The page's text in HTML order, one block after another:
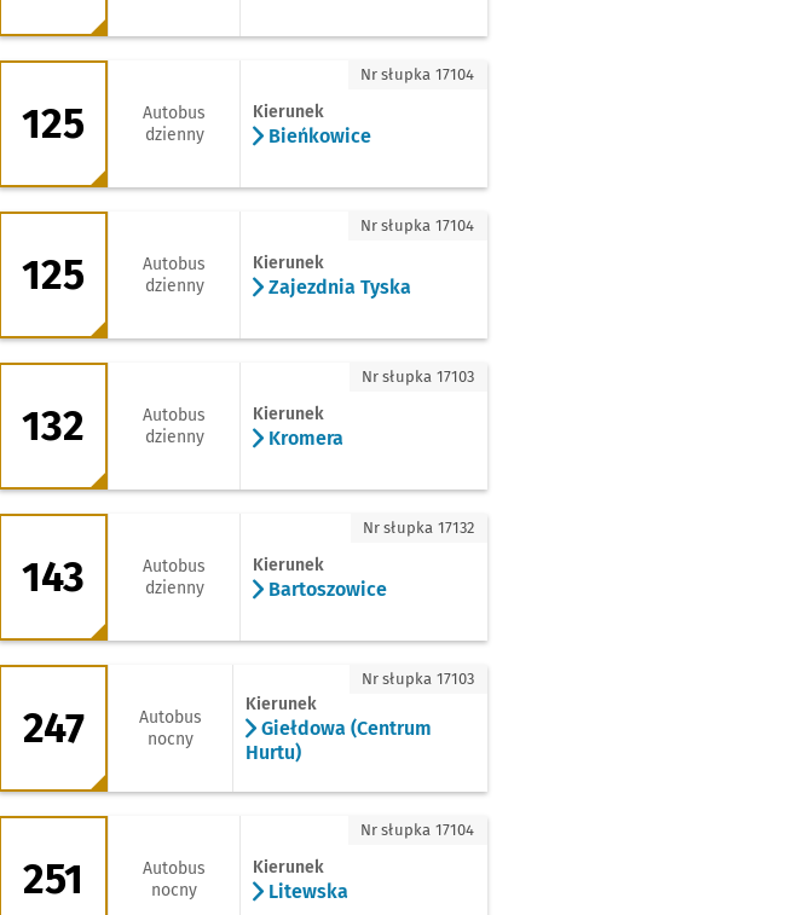
125 - kierunek Bieńkowice
125
Autobus
dzienny
Kierunek
Bieńkowice
Nr słupka 17104
125 - kierunek Zajezdnia Tyska
125
Autobus
dzienny
Kierunek
Zajezdnia Tyska
Nr słupka 17104
132 - kierunek Kromera
132
Autobus
dzienny
Kierunek
Kromera
Nr słupka 17103
143 - kierunek Bartoszowice
143
Autobus
dzienny
Kierunek
Bartoszowice
Nr słupka 17132
247 - kierunek Giełdowa (Centrum Hurtu)
247
Autobus
nocny
Kierunek
Giełdowa (Centrum
Hurtu)
Nr słupka 17103
251 - kierunek Litewska
251
Autobus
nocny
Kierunek
Litewska
Nr słupka 17104